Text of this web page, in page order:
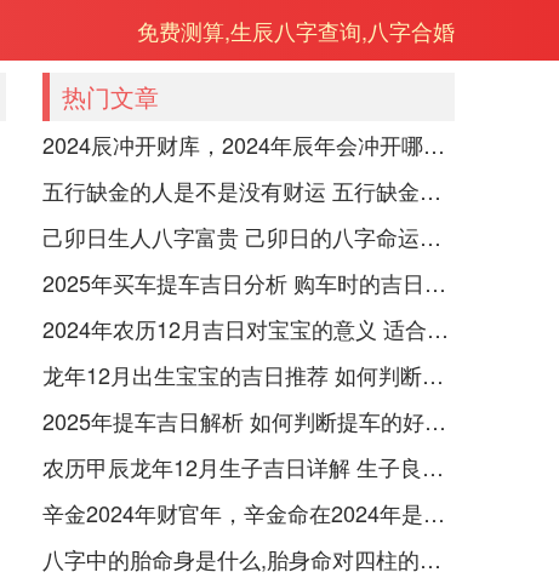
免费测算,生辰八字查询,八字合婚
热门文章
2024辰冲开财库，2024年辰年会冲开哪些人的财库
五行缺金的人是不是没有财运 五行缺金的人命运好不好
己卯日生人八字富贵 己卯日的八字命运如何
2025年买车提车吉日分析 购车时的吉日与禁忌
2024年农历12月吉日对宝宝的意义 适合龙年宝宝出生的日子有哪些
龙年12月出生宝宝的吉日推荐 如何判断吉日是否适合宝宝
2025年提车吉日解析 如何判断提车的好日子
农历甲辰龙年12月生子吉日详解 生子良辰的影响因素
辛金2024年财官年，辛金命在2024年是财官年还是财印年
八字中的胎命身是什么,胎身命对四柱的影响